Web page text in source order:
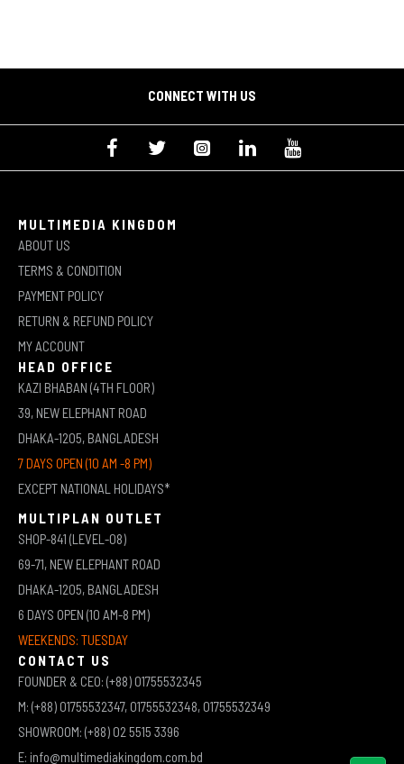
CONNECT WITH US
MULTIMEDIA KINGDOM
ABOUT US
TERMS & CONDITION
PAYMENT POLICY
RETURN & REFUND POLICY
MY ACCOUNT
HEAD OFFICE
KAZI BHABAN (4TH FLOOR)
39, NEW ELEPHANT ROAD
DHAKA-1205, BANGLADESH
7 DAYS OPEN (10 AM -8 PM)
EXCEPT NATIONAL HOLIDAYS*
MULTIPLAN OUTLET
SHOP-841 (LEVEL-08)
69-71, NEW ELEPHANT ROAD
DHAKA-1205, BANGLADESH
6 DAYS OPEN (10 AM-8 PM)
WEEKENDS: TUESDAY
CONTACT US
FOUNDER & CEO: (+88) 01755532345
M: (+88) 01755532347, 01755532348, 01755532349
SHOWROOM: (+88) 02 5515 3396
E: info@multimediakingdom.com.bd